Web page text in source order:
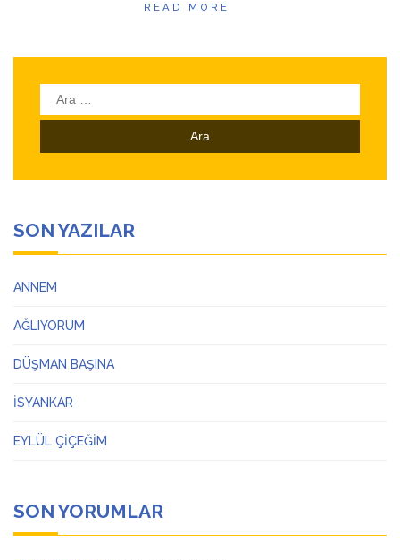
READ MORE
Arama:
SON YAZILAR
ANNEM
AĞLIYORUM
DÜŞMAN BAŞINA
İSYANKAR
EYLÜL ÇİÇEĞİM
SON YORUMLAR